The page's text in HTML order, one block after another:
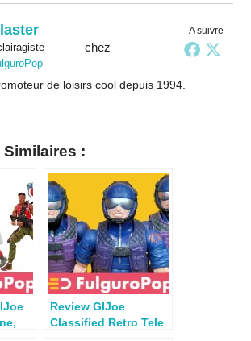
A suivre
chez
de loisirs cool depuis 1994.
:
Review GIJoe
Classified Retro Tele